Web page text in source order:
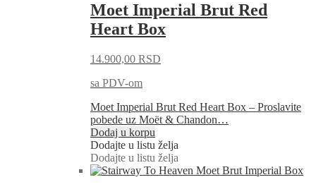
Moet Imperial Brut Red
Heart Box
14.900,00 RSD
sa PDV-om
Moet Imperial Brut Red Heart Box – Proslavite
pobede uz Moët & Chandon…
Dodaj u korpu
Dodajte u listu želja
Dodajte u listu želja